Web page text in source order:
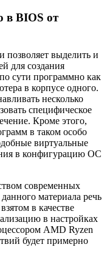
в BIOS от
позволяет выделить и
для создания
сути программно как
в корпусе одного.
несколько
специфическое
Кроме этого,
в таком особо
виртуальные
в конфигурацию ОС
современных
материала речь
в качестве
в настройках
AMD Ryzen
будет примерно